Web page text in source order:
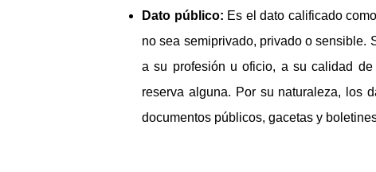
Dato público: Es el dato calificado
no sea semiprivado, privado o sensible.
a su profesión u oficio, a su calidad
reserva alguna. Por su naturaleza, los
documentos públicos, gacetas y